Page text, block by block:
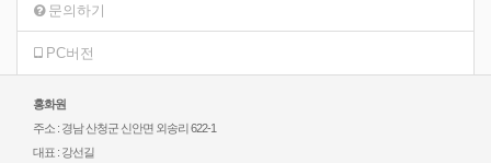
문의하기
PC버전
홍화원
주소 : 경남 산청군 신안면 외송리 622-1
대표 : 강선길